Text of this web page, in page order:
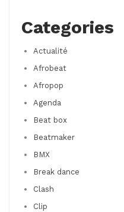
Categories
Actualité
Afrobeat
Afropop
Agenda
Beat box
Beatmaker
BMX
Break dance
Clash
Clip